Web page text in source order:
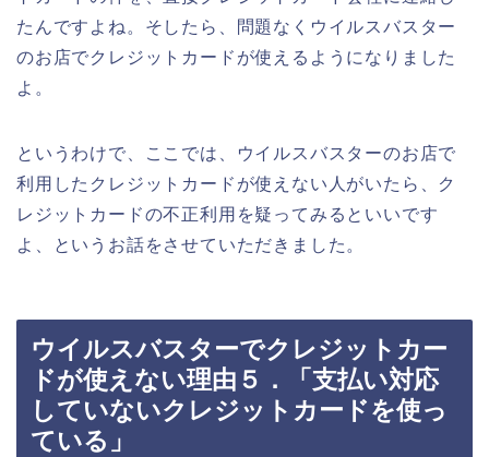
たんですよね。そしたら、問題なくウイルスバスター
のお店でクレジットカードが使えるようになりました
よ。
というわけで、ここでは、ウイルスバスターのお店で
利用したクレジットカードが使えない人がいたら、ク
レジットカードの不正利用を疑ってみるといいです
よ、というお話をさせていただきました。
ウイルスバスターでクレジットカー
ドが使えない理由５．「支払い対応
していないクレジットカードを使っ
ている」